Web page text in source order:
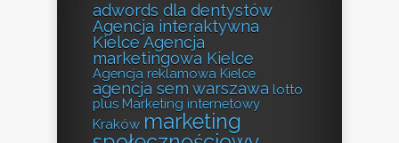
adwords dla dentystów
Agencja interaktywna
Kielce Agencja
marketingowa Kielce
Agencja reklamowa Kielce
agencja sem warszawa lotto
plus Marketing internetowy
Kraków marketing